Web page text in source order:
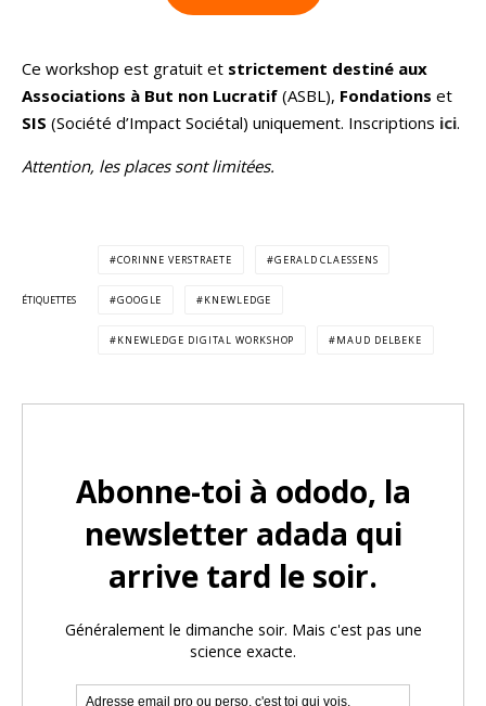
Ce workshop est gratuit et strictement destiné aux
Associations à But non Lucratif (ASBL), Fondations et
SIS (Société d’Impact Sociétal) uniquement. Inscriptions ici.
Attention, les places sont limitées.
ÉTIQUETTES
CORINNE VERSTRAETE GERALD CLAESSENS
GOOGLE KNEWLEDGE
KNEWLEDGE DIGITAL WORKSHOP MAUD DELBEKE